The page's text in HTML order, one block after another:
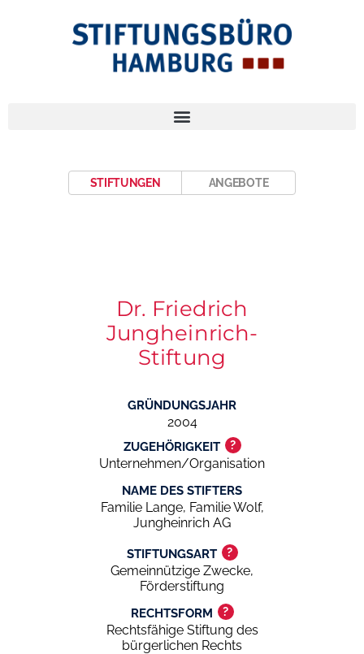
STIFTUNGEN ANGEBOTE
Dr. Friedrich
Jungheinrich-
Stiftung
GRÜNDUNGSJAHR
2004
ZUGEHÖRIGKEIT ?
Unternehmen/Organisation
NAME DES STIFTERS
Familie Lange, Familie Wolf,
Jungheinrich AG
STIFTUNGSART ?
Gemeinnützige Zwecke,
Förderstiftung
RECHTSFORM ?
Rechtsfähige Stiftung des
bürgerlichen Rechts